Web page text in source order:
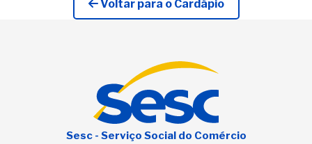
Voltar para o Cardápio
Sesc - Serviço Social do Comércio